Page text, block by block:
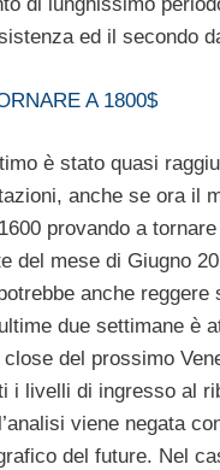
di lunghissimo
ed il secondo
A 1800$
è stato quasi
anche se ora il
provando a
del mese di Giugno
anche reggere
due settimane è
del prossimo
i livelli di ingresso al
viene negata
del future. Nel